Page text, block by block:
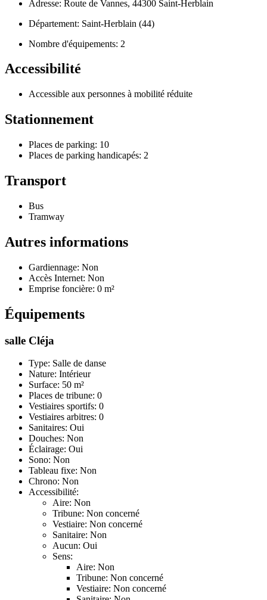
Adresse: Route de Vannes, 44300 Saint-Herblain
Département: Saint-Herblain (44)
Nombre d'équipements: 2
Accessibilité
Accessible aux personnes à mobilité réduite
Stationnement
Places de parking: 10
Places de parking handicapés: 2
Transport
Bus
Tramway
Autres informations
Gardiennage: Non
Accès Internet: Non
Emprise foncière: 0 m²
Équipements
salle Cléja
Type: Salle de danse
Nature: Intérieur
Surface: 50 m²
Places de tribune: 0
Vestiaires sportifs: 0
Vestiaires arbitres: 0
Sanitaires: Oui
Douches: Non
Éclairage: Oui
Sono: Non
Tableau fixe: Non
Chrono: Non
Accessibilité:
Aire: Non
Tribune: Non concerné
Vestiaire: Non concerné
Sanitaire: Non
Aucun: Oui
Sens:
Aire: Non
Tribune: Non concerné
Vestiaire: Non concerné